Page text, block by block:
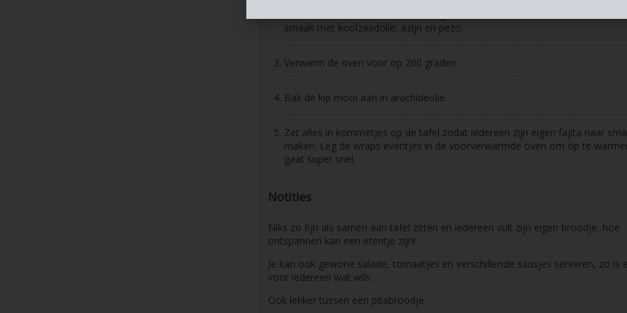
smaak met koolzaadolie, azijn en pezo.
Verwarm de oven voor op 200 graden.
Bak de kip mooi aan in arachideolie.
Zet alles in kommetjes op de tafel zodat iedereen zijn eigen fajita naar
maken. Leg de wraps eventjes in de voorverwarmde oven om op te
gaat super snel.
Notities
Niks zo fijn als samen aan tafel zitten en iedereen vult zijn eigen broodje, hoe
ontspannen kan een etentje zijn!
Je kan ook gewone salade, tomaatjes en verschillende sausjes serveren, zo is
voor iedereen wat wils.
Ook lekker tussen een pitabroodje.